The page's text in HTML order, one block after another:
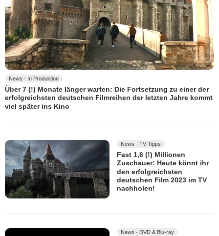
News - In Produktion
Über 7 (!) Monate länger warten: Die Fortsetzung zu einer der
erfolgreichsten deutschen Filmreihen der letzten Jahre kommt
viel später ins Kino
News - TV-Tipps
Fast 1,6 (!) Millionen
Zuschauer: Heute könnt ihr
den erfolgreichsten
deutschen Film 2023 im TV
nachholen!
News - DVD & Blu-ray